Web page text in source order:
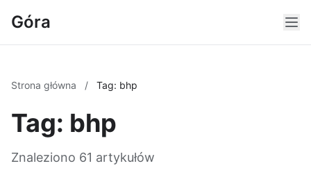
Góra
Strona główna / Tag: bhp
Tag: bhp
Znaleziono 61 artykułów